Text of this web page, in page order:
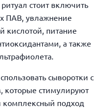
стоит включить
ПАВ, увлажнение
кислотой, питание
а также
сыворотки с
которые стимулируют
комплексный подход